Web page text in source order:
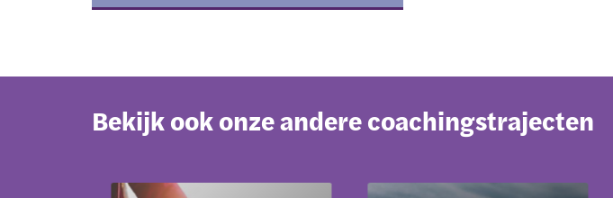
Bekijk ook onze andere coachingstrajecten